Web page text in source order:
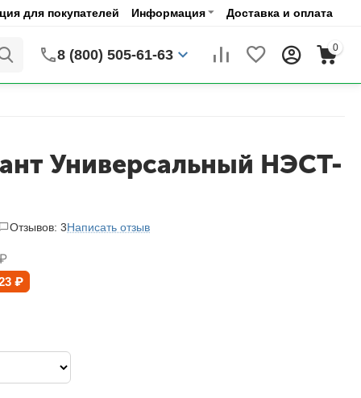
для покупателей Информация Доставка и оплата
8 (800) 505-61-63 0
Универсальный НЭСТ-
Отзывов: 3Написать отзыв
₽